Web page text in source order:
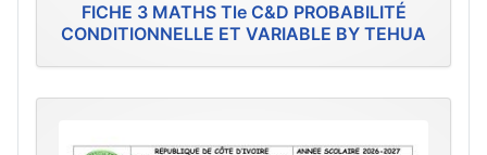
FICHE 3 MATHS Tle C&D PROBABILITÉ
CONDITIONNELLE ET VARIABLE BY TEHUA